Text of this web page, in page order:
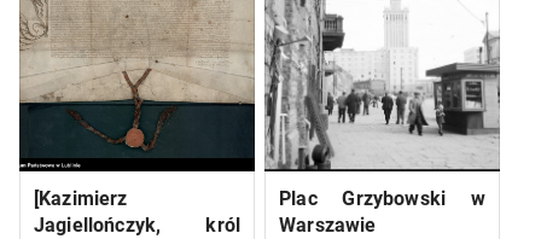
[Kazimierz
Jagiellończyk, król
Plac Grzybowski w
Warszawie